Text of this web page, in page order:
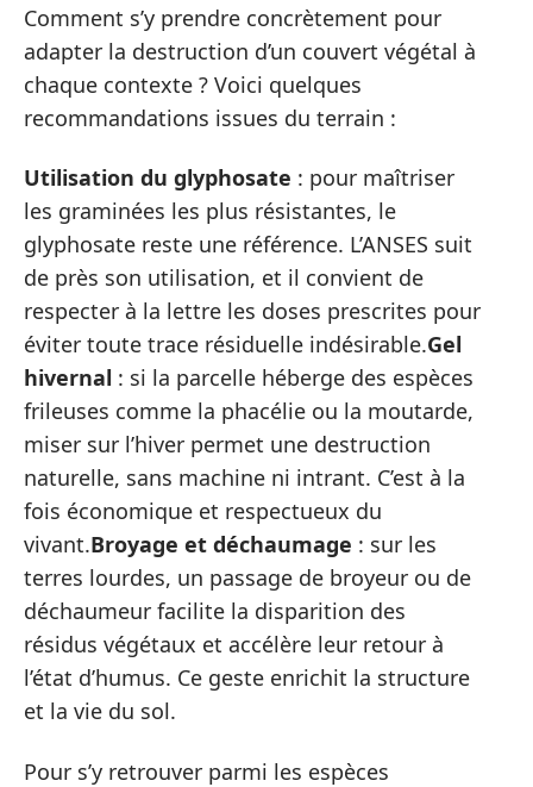
Comment s’y prendre concrètement pour
adapter la destruction d’un couvert végétal à
chaque contexte ? Voici quelques
recommandations issues du terrain :
Utilisation du glyphosate : pour maîtriser
les graminées les plus résistantes, le
glyphosate reste une référence. L’ANSES suit
de près son utilisation, et il convient de
respecter à la lettre les doses prescrites pour
éviter toute trace résiduelle indésirable.Gel
hivernal : si la parcelle héberge des espèces
frileuses comme la phacélie ou la moutarde,
miser sur l’hiver permet une destruction
naturelle, sans machine ni intrant. C’est à la
fois économique et respectueux du
vivant.Broyage et déchaumage : sur les
terres lourdes, un passage de broyeur ou de
déchaumeur facilite la disparition des
résidus végétaux et accélère leur retour à
l’état d’humus. Ce geste enrichit la structure
et la vie du sol.
Pour s’y retrouver parmi les espèces